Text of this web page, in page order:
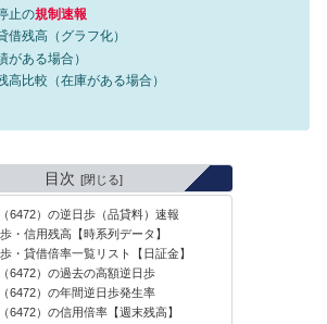
止の規制速報
借残高（グラフ化）
がある場合）
高比較（在庫がある場合）
目次
6472）の逆日歩（品貸料）速報
・信用残高【時系列データ】
・貸借倍率一覧リスト【日証金】
6472）の過去の高額逆日歩
6472）の年間逆日歩発生率
6472）の信用倍率【週末残高】